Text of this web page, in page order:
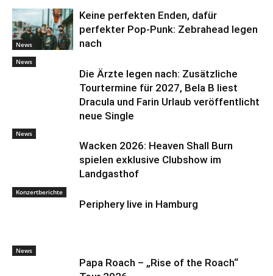
News
Keine perfekten Enden, dafür
perfekter Pop-Punk: Zebrahead legen
nach
News
Die Ärzte legen nach: Zusätzliche
Tourtermine für 2027, Bela B liest
Dracula und Farin Urlaub veröffentlicht
neue Single
News
Wacken 2026: Heaven Shall Burn
spielen exklusive Clubshow im
Landgasthof
Konzertberichte
Periphery live in Hamburg
News
Papa Roach – „Rise of the Roach“